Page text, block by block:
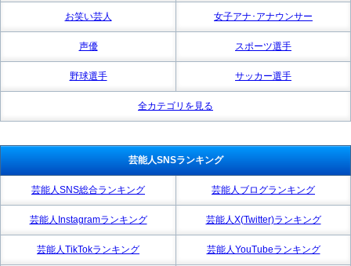
お笑い芸人 女子アナ･アナウンサー
声優 スポーツ選手
野球選手 サッカー選手
全カテゴリを見る
芸能人SNSランキング
芸能人SNS総合ランキング 芸能人ブログランキング
芸能人Instagramランキング 芸能人X(Twitter)ランキング
芸能人TikTokランキング 芸能人YouTubeランキング